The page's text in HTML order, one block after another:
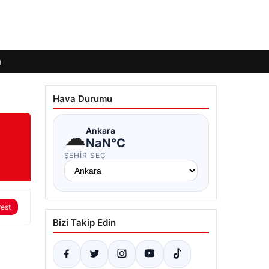
Hava Durumu
☁Ankara
NaN°C
ŞEHIR SEÇ
Bizi Takip Edin